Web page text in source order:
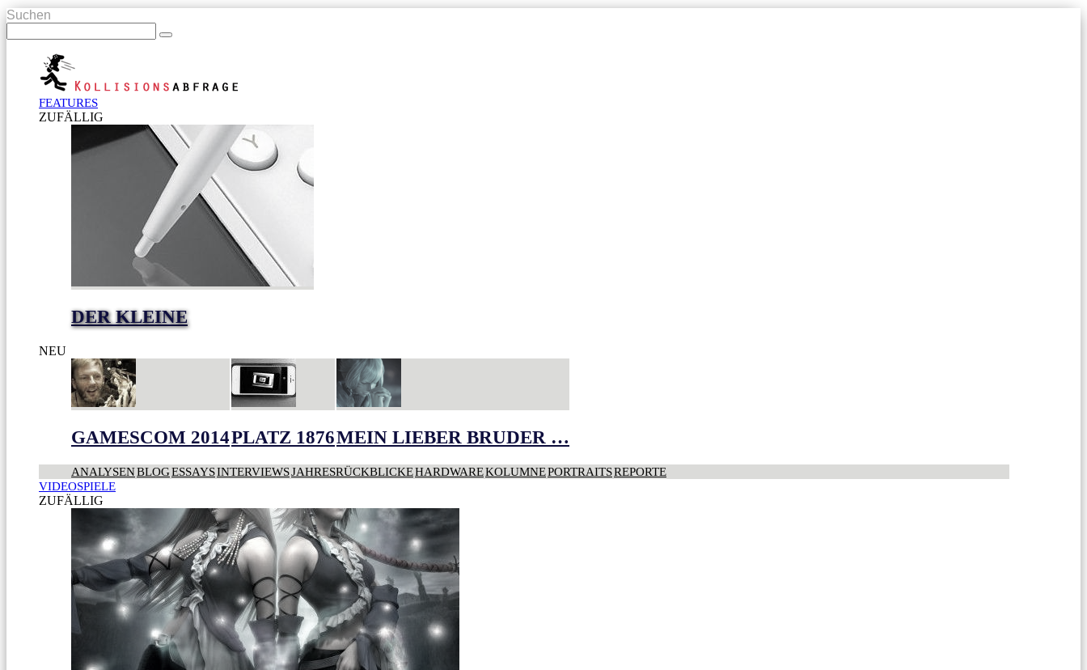
Suchen
FEATURES
ZUFÄLLIG
DER KLEINE
NEU
GAMESCOM 2014PLATZ 1876MEIN LIEBER BRUDER …
ANALYSENBLOGESSAYSINTERVIEWSJAHRESRÜCKBLICKEHARDWAREKOLUMNEPORTRAITSREPORTE
VIDEOSPIELE
ZUFÄLLIG